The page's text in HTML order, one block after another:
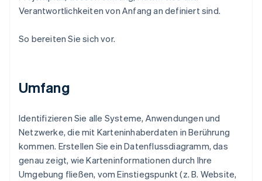
Verantwortlichkeiten von Anfang an definiert sind.
So bereiten Sie sich vor.
Umfang
Identifizieren Sie alle Systeme, Anwendungen und
Netzwerke, die mit Karteninhaberdaten in Berührung
kommen. Erstellen Sie ein Datenflussdiagramm, das
genau zeigt, wie Karteninformationen durch Ihre
Umgebung fließen, vom Einstiegspunkt (z. B. Website,